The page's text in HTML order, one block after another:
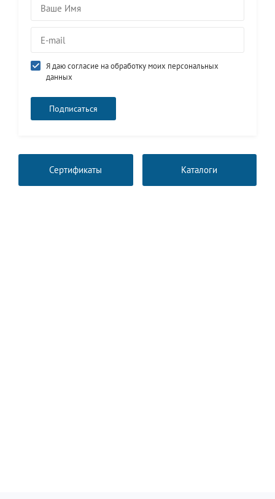
Я даю согласие на обработку моих персональных
данных
Сертификаты Каталоги